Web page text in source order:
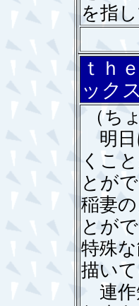
を指
ｔｈ
ックス
（ち
明日
くこ
とが
稲妻
とが
特殊
描いて
連作